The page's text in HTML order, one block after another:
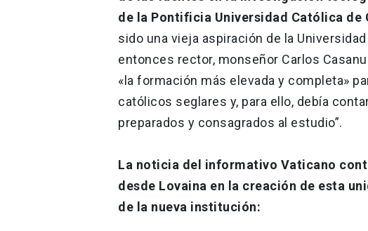
de la Pontificia Universidad Católica de
sido una vieja aspiración de la
entonces rector, monseñor Carlos
«la formación más elevada y completa»
católicos seglares y, para ello, debía
preparados y consagrados al estudio”.
La noticia del informativo Vaticano
desde Lovaina en la creación de esta
de la nueva institución: